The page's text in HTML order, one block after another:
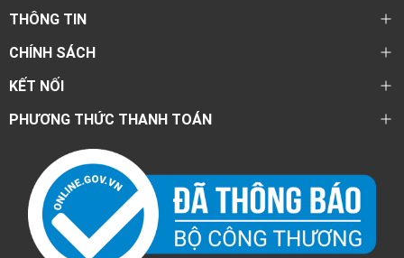
THÔNG TIN
CHÍNH SÁCH
KẾT NỐI
PHƯƠNG THỨC THANH TOÁN